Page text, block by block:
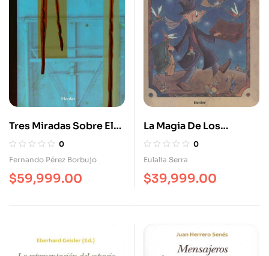
Tres Miradas Sobre El
Quijote. Unamuno
Ortega Zambrano
0
Fernando Pérez Borbujo
$59,999.00
La Magia De Los
Cuentos
0
Eulalia Serra
$39,999.00